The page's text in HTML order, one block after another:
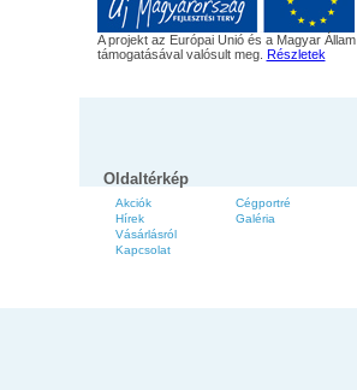
A projekt az Európai Unió és a Magyar Állam
támogatásával valósult meg. Részletek
Oldaltérkép
Akciók
Hírek
Vásárlásról
Kapcsolat
Cégportré
Galéria